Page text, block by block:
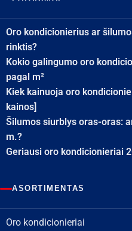
Oro kondicionierius ar
rinktis?
Kokio galingumo oro
pagal m²
Kiek kainuoja oro
kainos]
Šilumos siurblys oras-oras:
m.?
Geriausi oro kondicionieriai
ASORTIMENTAS
Oro kondicionieriai